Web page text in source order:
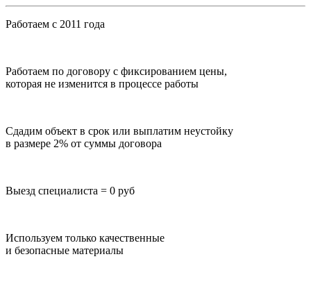
Работаем с 2011 года
Работаем по договору с фиксированием цены,
которая не изменится в процессе работы
Сдадим объект в срок или выплатим неустойку
в размере 2% от суммы договора
Выезд специалиста = 0 руб
Используем только качественные
и безопасные материалы